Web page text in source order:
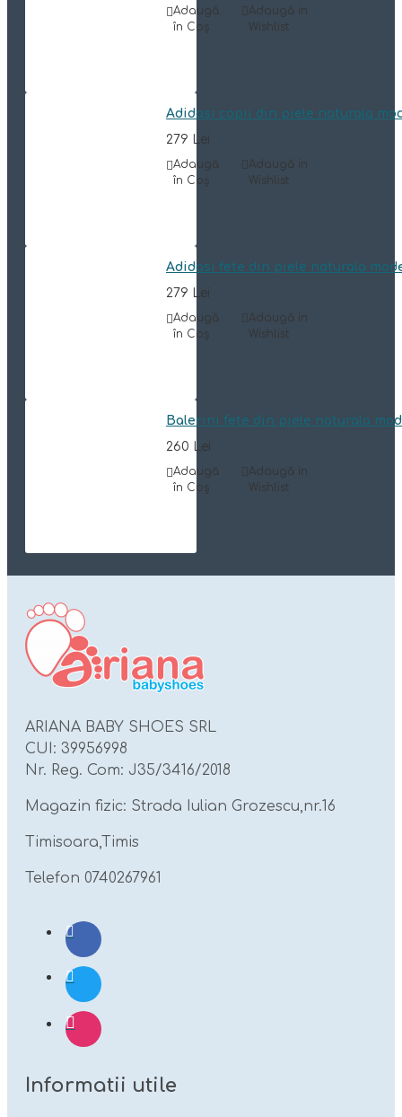
Adaugă
în Coş
Adaugă in
Wishlist
Adidasi copii din piele naturala
279 Lei
Adaugă
în Coş
Adaugă in
Wishlist
Adidasi fete din piele naturala
279 Lei
Adaugă
în Coş
Adaugă in
Wishlist
Balerini fete din piele naturala
260 Lei
Adaugă
în Coş
Adaugă in
Wishlist
ARIANA BABY SHOES SRL
CUI: 39956998
Nr. Reg. Com: J35/3416/2018
Magazin fizic: Strada Iulian Grozescu,nr.16
Timisoara,Timis
Telefon 0740267961
Informatii utile